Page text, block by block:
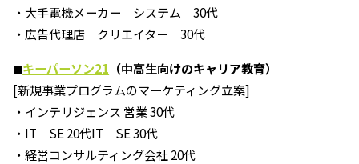
・大手電機メーカー システム 30代
・広告代理店 クリエイター 30代
◼︎キーパーソン21 （中高生向けのキャリア教育）
[新規事業プログラムのマーケティング立案]
・インテリジェンス 営業 30代
・IT SE 20代IT SE 30代
・経営コンサルティング会社 20代